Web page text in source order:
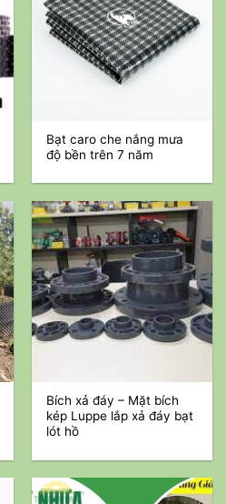
Bạt caro che nắng mưa
độ bền trên 7 năm
Bích xả đáy – Mặt bích
kép Luppe lắp xả đáy bạt
lót hồ